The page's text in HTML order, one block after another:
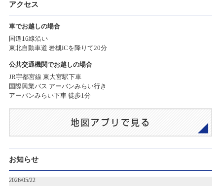
アクセス
車でお越しの場合
国道16線沿い
東北自動車道 岩槻ICを降りて20分
公共交通機関でお越しの場合
JR宇都宮線 東大宮駅下車
国際興業バス アーバンみらい行き
アーバンみらい下車 徒歩1分
お知らせ
2026/05/22